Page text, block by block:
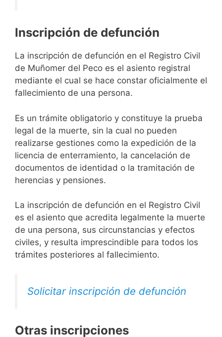
Inscripción de defunción
La inscripción de defunción en el Registro Civil
de Muñomer del Peco es el asiento registral
mediante el cual se hace constar oficialmente el
fallecimiento de una persona.
Es un trámite obligatorio y constituye la prueba
legal de la muerte, sin la cual no pueden
realizarse gestiones como la expedición de la
licencia de enterramiento, la cancelación de
documentos de identidad o la tramitación de
herencias y pensiones.
La inscripción de defunción en el Registro Civil
es el asiento que acredita legalmente la muerte
de una persona, sus circunstancias y efectos
civiles, y resulta imprescindible para todos los
trámites posteriores al fallecimiento.
Solicitar inscripción de defunción
Otras inscripciones